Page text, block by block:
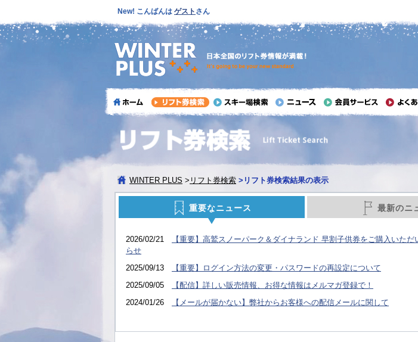
New! こんばんは ゲスト さん
WINTER PLUS > リフト券検索 > リフト券検索結果の表示
重要なニュース 最新のニ
2026/02/21
【重要】高鷲スノーパーク＆ダイナランド 早割子供券をご購入いただ
らせ
2025/09/13
【重要】ログイン方法の変更・パスワードの再設定について
2025/09/05
【配信】詳しい販売情報、お得な情報はメルマガ登録で！
2024/01/26
【メールが届かない】弊社からお客様への配信メールに関して